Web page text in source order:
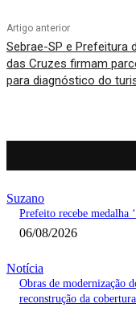
Artigo anterior
Sebrae-SP e Prefeitura
das Cruzes firmam
para diagnóstico do
Suzano
Prefeito recebe medalha
06/08/2026
Notícia
Obras de modernização
reconstrução da cobertura